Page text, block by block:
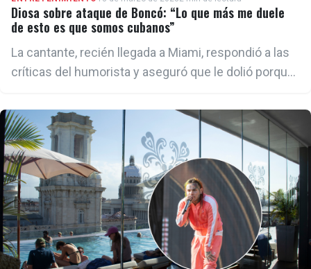
Diosa sobre ataque de Boncó: “Lo que más me duele
de esto es que somos cubanos”
La cantante, recién llegada a Miami, respondió a las
críticas del humorista y aseguró que le dolió porque